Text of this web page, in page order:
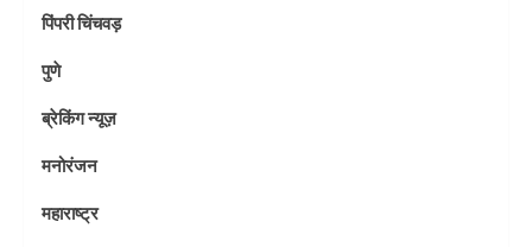
पिंपरी चिंचवड़
पुणे
ब्रेकिंग न्यूज़
मनोरंजन
महाराष्ट्र